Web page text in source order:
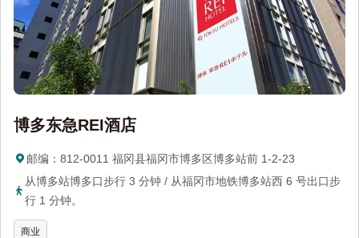
博多东急REI酒店
邮编：812-0011 福冈县福冈市博多区博多站前 1-2-23
从博多站博多口步行 3 分钟 / 从福冈市地铁博多站西 6 号出口步
行 1 分钟。
商业